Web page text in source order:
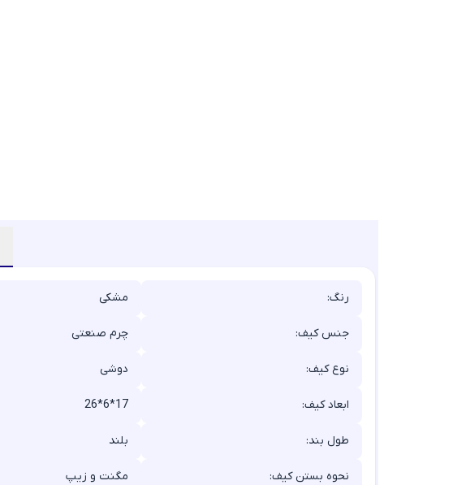
رنگ: مشکی
جنس کیف: چرم صنعتی
نوع کیف: دوشی
ابعاد کیف: 26*6*17
طول بند: بلند
نحوه بستن کیف: مگنت و زیپ